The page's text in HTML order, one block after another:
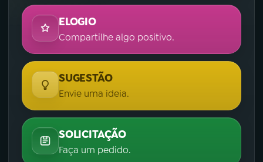
ELOGIO
Compartilhe algo positivo.
SUGESTÃO
Envie uma ideia.
SOLICITAÇÃO
Faça um pedido.